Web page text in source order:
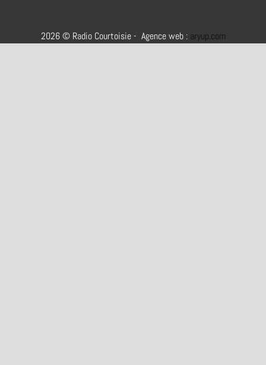
2026 © Radio Courtoisie - Agence web : aryup.com